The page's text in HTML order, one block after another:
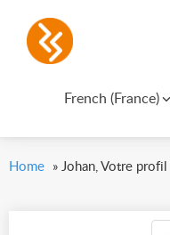
French (France)
Home » Johan, Votre profil